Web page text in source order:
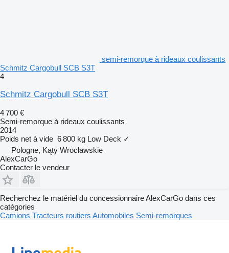
semi-remorque à rideaux coulissants
Schmitz Cargobull SCB S3T
4
Schmitz Cargobull SCB S3T
4 700 €
Semi-remorque à rideaux coulissants
2014
Poids net à vide 6 800 kg Low Deck ✓
Pologne, Kąty Wrocławskie
AlexCarGo
Contacter le vendeur
Recherchez le matériel du concessionnaire AlexCarGo dans ces
catégories
Camions Tracteurs routiers Automobiles Semi-remorques